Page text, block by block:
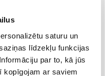
saturu un
līdzekļu funkcijas
par to, kā jūs
kopīgojam ar saviem
piegādes brīdī.